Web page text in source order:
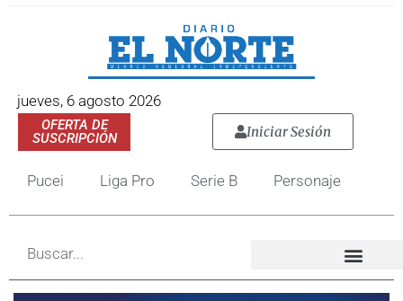
jueves, 6 agosto 2026
OFERTA DE
SUSCRIPCIÓN
Iniciar Sesión
Pucei Liga Pro Serie B Personaje